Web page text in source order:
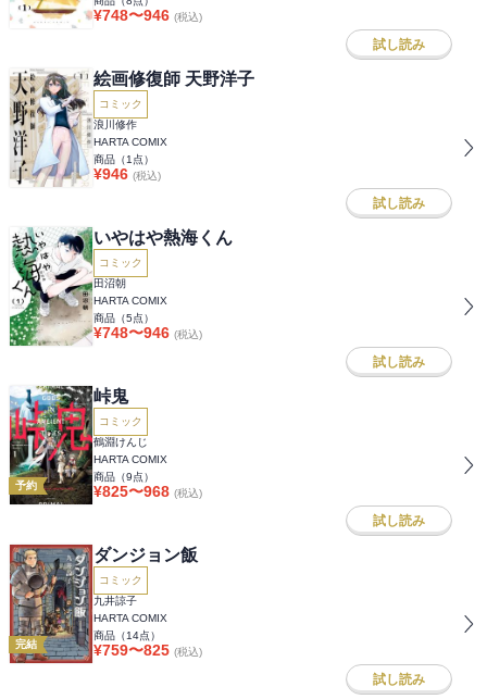
¥748〜946 (税込)
試し読み
絵画修復師 天野洋子
コミック
浪川修作
HARTA COMIX
商品（1 点）
¥946 (税込)
試し読み
いやはや熱海くん
コミック
田沼朝
HARTA COMIX
商品（5点）
¥748〜946 (税込)
試し読み
予約
峠鬼
コミック
鶴淵けんじ
HARTA COMIX
商品（9点）
¥825〜968 (税込)
試し読み
完結
ダンジョン飯
コミック
九井諒子
HARTA COMIX
商品（14点）
¥759〜825 (税込)
試し読み